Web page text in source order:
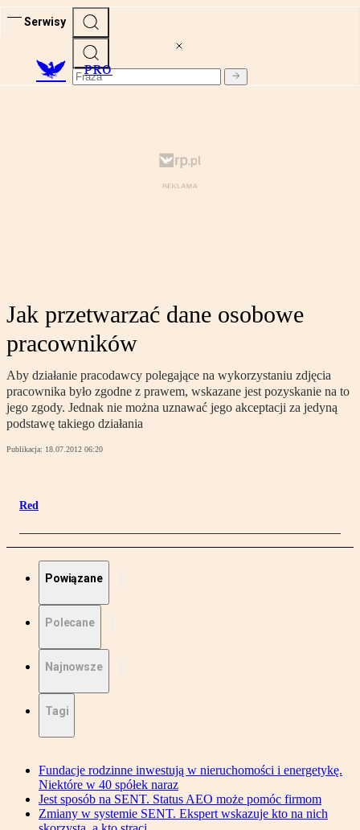
Serwisy
PRO
Jak przetwarzać dane osobowe
pracowników
Aby działanie pracodawcy polegające na wykorzystaniu zdjęcia
pracownika było zgodne z prawem, wskazane jest pozyskanie na to
jego zgody. Jednak nie można uznawać jego akceptacji za jedyną
podstawę takiego działania
Publikacja: 18.07.2012 06:20
Red
Powiązane
Polecane
Najnowsze
Tagi
Fundacje rodzinne inwestują w nieruchomości i energetykę.
Niektóre w 40 spółek naraz
Jest sposób na SENT. Status AEO może pomóc firmom
Zmiany w systemie SENT. Ekspert wskazuje kto na nich